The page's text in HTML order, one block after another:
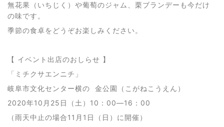
無花果（いちじく）や葡萄のジャム、栗ブランデーも今だけ
の味です。
季節の食卓をどうぞお楽しみください。
【 イベント出店のおしらせ 】
「ミチクサエンニチ」
岐阜市文化センター横の 金公園（こがねこうえん）
2020年10月25日（土）10：00―16：00
（雨天中止の場合11月1日（日）に開催）